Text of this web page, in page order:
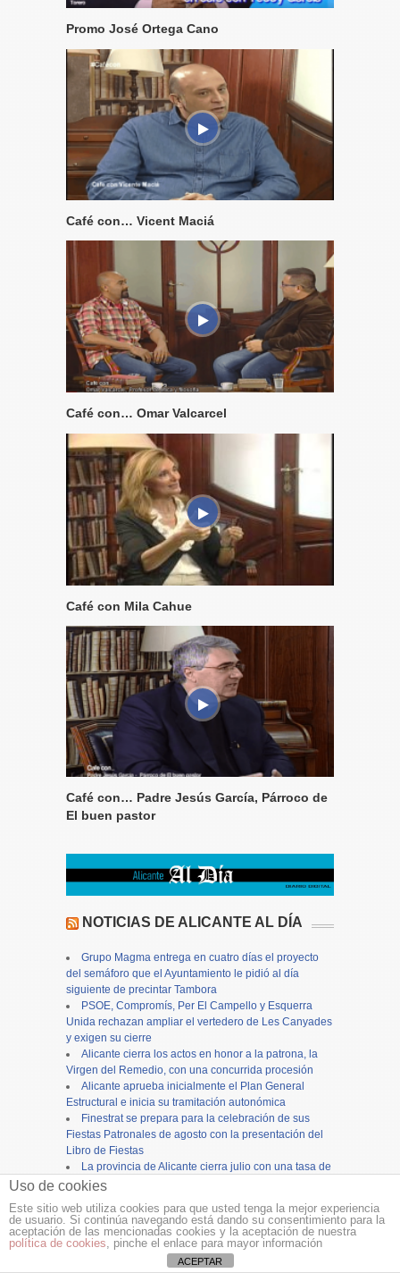
Promo José Ortega Cano
Café con… Vicent Maciá
Café con… Omar Valcarcel
Café con Mila Cahue
Café con… Padre Jesús García, Párroco de
El buen pastor
NOTICIAS DE ALICANTE AL DÍA
Grupo Magma entrega en cuatro días el proyecto
del semáforo que el Ayuntamiento le pidió al día
siguiente de precintar Tambora
PSOE, Compromís, Per El Campello y Esquerra
Unida rechazan ampliar el vertedero de Les Canyades
y exigen su cierre
Alicante cierra los actos en honor a la patrona, la
Virgen del Remedio, con una concurrida procesión
Alicante aprueba inicialmente el Plan General
Estructural e inicia su tramitación autonómica
Finestrat se prepara para la celebración de sus
Fiestas Patronales de agosto con la presentación del
Libro de Fiestas
La provincia de Alicante cierra julio con una tasa de
ocupación turística del 88,6%, 1,6 puntos más que en
Mutxamel concede la Agulla d’Or 2026 a cuatro
referentes de la cultura, las tradiciones y el patrimonio
del municipio
Detectan una fisura de dos metros en un ficus
Uso de cookies
Este sitio web utiliza cookies para que usted tenga la mejor experiencia
de usuario. Si continúa navegando está dando su consentimiento para la
aceptación de las mencionadas cookies y la aceptación de nuestra
política de cookies, pinche el enlace para mayor información
ACEPTAR